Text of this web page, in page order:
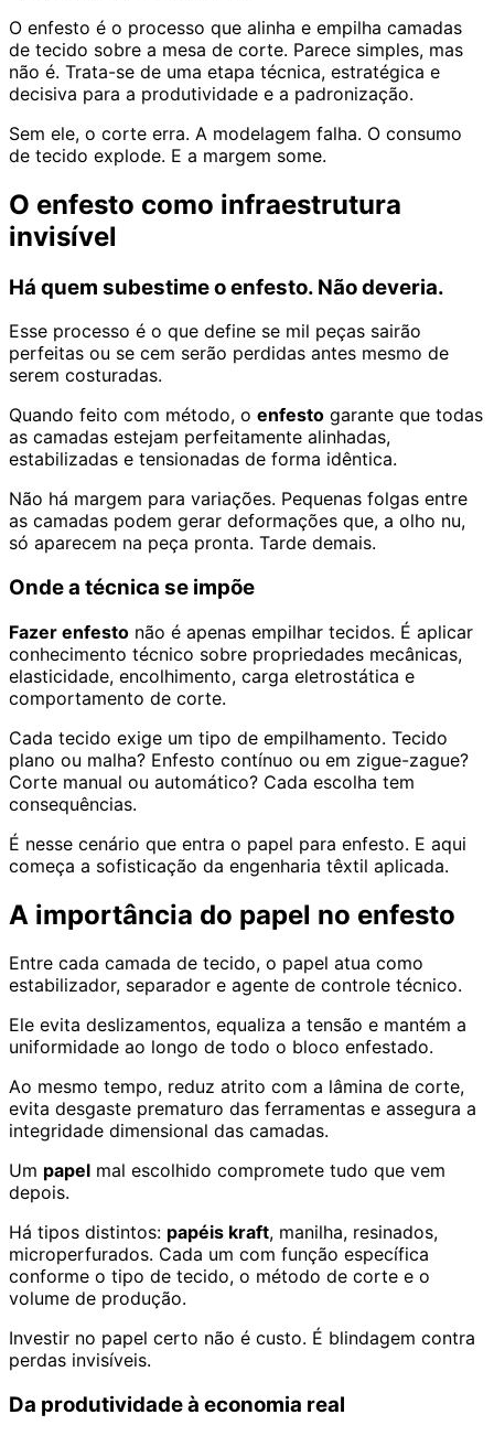
O enfesto é o processo que alinha e empilha camadas
de tecido sobre a mesa de corte. Parece simples, mas
não é. Trata-se de uma etapa técnica, estratégica e
decisiva para a produtividade e a padronização.
Sem ele, o corte erra. A modelagem falha. O consumo
de tecido explode. E a margem some.
O enfesto como infraestrutura
invisível
Há quem subestime o enfesto. Não deveria.
Esse processo é o que define se mil peças sairão
perfeitas ou se cem serão perdidas antes mesmo de
serem costuradas.
Quando feito com método, o enfesto garante que todas
as camadas estejam perfeitamente alinhadas,
estabilizadas e tensionadas de forma idêntica.
Não há margem para variações. Pequenas folgas entre
as camadas podem gerar deformações que, a olho nu,
só aparecem na peça pronta. Tarde demais.
Onde a técnica se impõe
Fazer enfesto não é apenas empilhar tecidos. É aplicar
conhecimento técnico sobre propriedades mecânicas,
elasticidade, encolhimento, carga eletrostática e
comportamento de corte.
Cada tecido exige um tipo de empilhamento. Tecido
plano ou malha? Enfesto contínuo ou em zigue-zague?
Corte manual ou automático? Cada escolha tem
consequências.
É nesse cenário que entra o papel para enfesto. E aqui
começa a sofisticação da engenharia têxtil aplicada.
A importância do papel no enfesto
Entre cada camada de tecido, o papel atua como
estabilizador, separador e agente de controle técnico.
Ele evita deslizamentos, equaliza a tensão e mantém a
uniformidade ao longo de todo o bloco enfestado.
Ao mesmo tempo, reduz atrito com a lâmina de corte,
evita desgaste prematuro das ferramentas e assegura a
integridade dimensional das camadas.
Um papel mal escolhido compromete tudo que vem
depois.
Há tipos distintos: papéis kraft, manilha, resinados,
microperfurados. Cada um com função específica
conforme o tipo de tecido, o método de corte e o
volume de produção.
Investir no papel certo não é custo. É blindagem contra
perdas invisíveis.
Da produtividade à economia real